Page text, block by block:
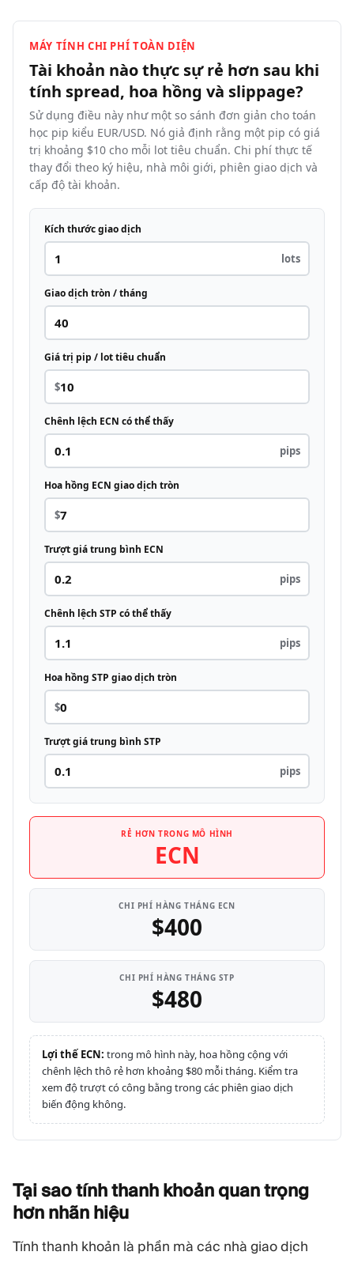
MÁY TÍNH CHI PHÍ TOÀN DIỆN
Tài khoản nào thực sự rẻ hơn sau khi
tính spread, hoa hồng và slippage?
Sử dụng điều này như một so sánh đơn giản cho toán
học pip kiểu EUR/USD. Nó giả định rằng một pip có giá
trị khoảng $10 cho mỗi lot tiêu chuẩn. Chi phí thực tế
thay đổi theo ký hiệu, nhà môi giới, phiên giao dịch và
cấp độ tài khoản.
Kích thước giao dịch
lots
Giao dịch tròn / tháng
Giá trị pip / lot tiêu chuẩn
$
Chênh lệch ECN có thể thấy
pips
Hoa hồng ECN giao dịch tròn
$
Trượt giá trung bình ECN
pips
Chênh lệch STP có thể thấy
pips
Hoa hồng STP giao dịch tròn
$
Trượt giá trung bình STP
pips
RẺ HƠN TRONG MÔ HÌNH
ECN
CHI PHÍ HÀNG THÁNG ECN
$400
CHI PHÍ HÀNG THÁNG STP
$480
Lợi thế ECN: trong mô hình này, hoa hồng cộng với
chênh lệch thô rẻ hơn khoảng $80 mỗi tháng. Kiểm tra
xem độ trượt có công bằng trong các phiên giao dịch
biến động không.
Tại sao tính thanh khoản quan trọng
hơn nhãn hiệu
Tính thanh khoản là phần mà các nhà giao dịch